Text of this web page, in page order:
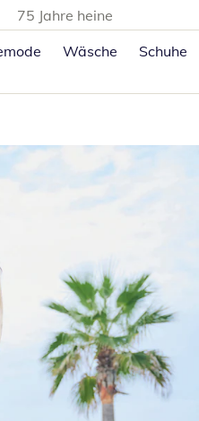
75 Jahre heine
Wäsche Schuhe